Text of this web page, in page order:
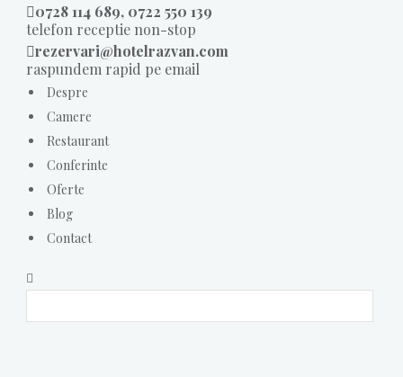
0728 114 689, 0722 550 139
telefon receptie non-stop
rezervari@hotelrazvan.com
raspundem rapid pe email
Despre
Camere
Restaurant
Conferinte
Oferte
Blog
Contact